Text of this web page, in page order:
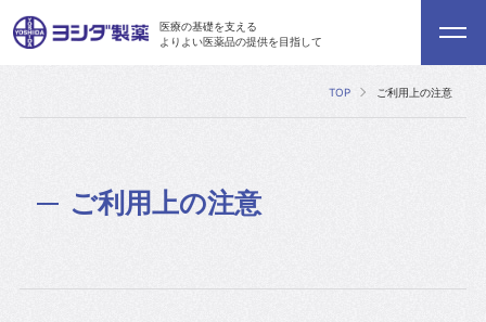
医療の基礎を支える
よりよい医薬品の提供を目指して
TOP ご利用上の注意
ご利用上の注意